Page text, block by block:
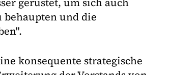
und die
konsequente strategische